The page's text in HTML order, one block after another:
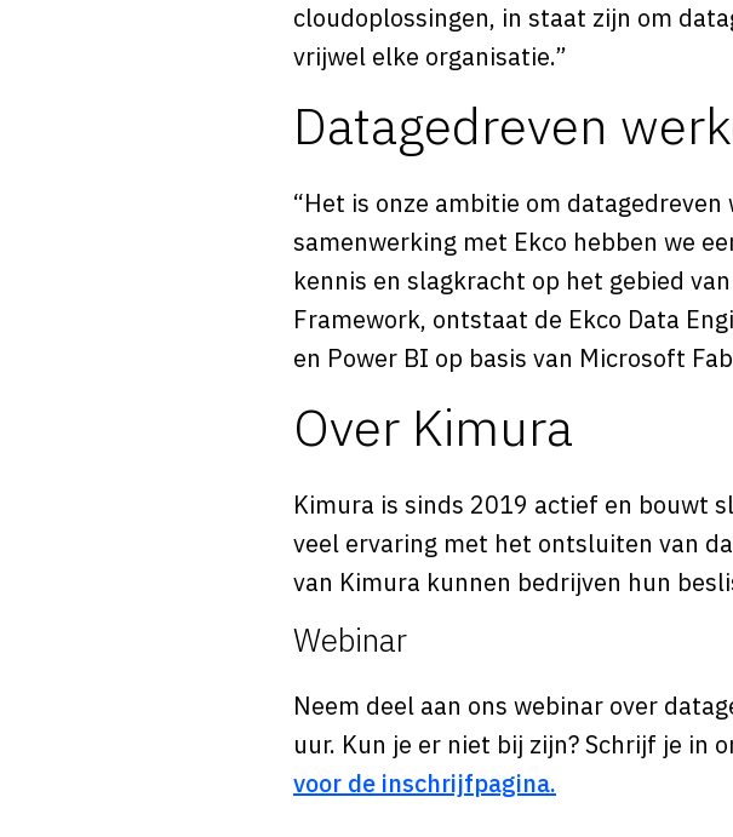
cloudoplossingen, in staat zijn om
vrijwel elke organisatie.”
Datagedreven
“Het is onze ambitie om
samenwerking met Ekco hebben we
kennis en slagkracht op het gebied
Framework, ontstaat de Ekco Data
en Power BI op basis van Microsoft
Over Kimura
Kimura is sinds 2019 actief en bouwt
veel ervaring met het ontsluiten van
van Kimura kunnen bedrijven hun
Webinar
Neem deel aan ons webinar over
uur. Kun je er niet bij zijn? Schrijf je in
voor de inschrijfpagina.